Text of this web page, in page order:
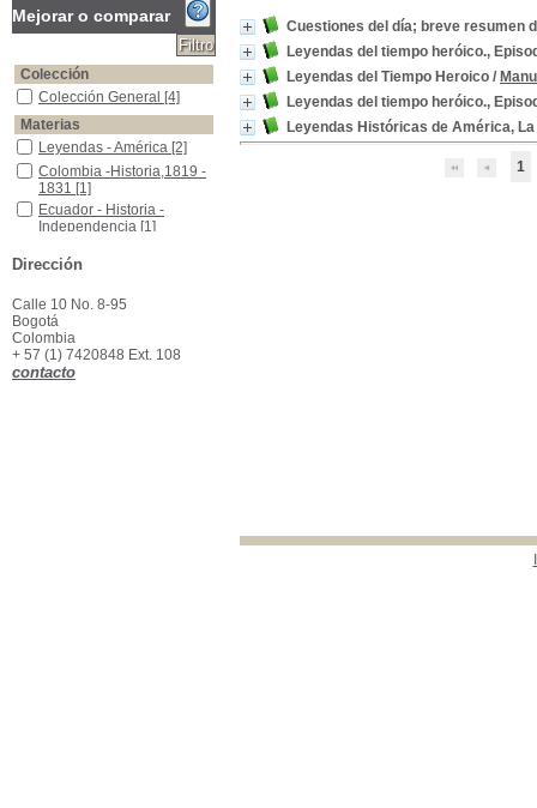
Cuestiones del día; breve resumen
Leyendas del tiempo heróico.,
Leyendas del Tiempo Heroico /
Leyendas del tiempo heróico.,
Leyendas Históricas de América,
1
Mejorar o comparar
Colección
Colección General
Colección General [4]
Materias
Leyendas - América
Leyendas - América [2]
Colombia -Historia,1819 - 1831
Colombia -Historia,1819 -
1831 [1]
Ecuador - Historia - Independencia
Ecuador - Historia -
Independencia [1]
Política -Ecuador
Política -Ecuador
Dirección
Calle 10 No. 8-95
Bogotá
Colombia
+ 57 (1) 7420848 Ext. 108
contacto